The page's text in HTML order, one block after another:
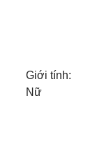
Giới tính:
Nữ